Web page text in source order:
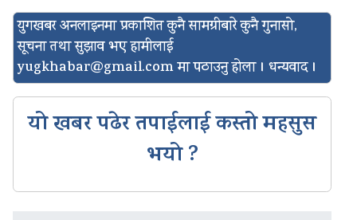
युगखबर अनलाइनमा प्रकाशित कुनै सामग्रीबारे कुनै गुनासो,
सूचना तथा सुझाव भए हामीलाई
yugkhabar@gmail.comमा पठाउनु होला । धन्यवाद ।
यो खबर पढेर तपाईलाई कस्तो महसुस
भयो ?